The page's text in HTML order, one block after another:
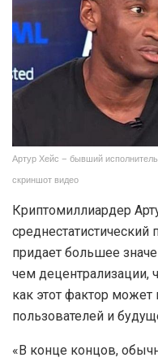
Артур Хейс – бывший
скриншот видео
Криптомиллиардер
среднестатистический
придает большее
чем децентрализации,
как этот фактор
пользователей и
«В конце концов,